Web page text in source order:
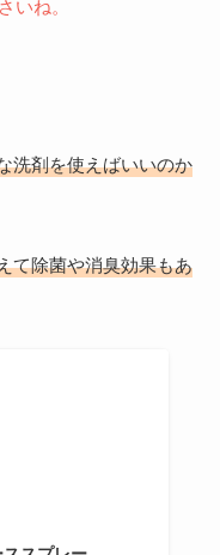
いね。
洗剤を使えばいいのか
て除菌や消臭効果もあ